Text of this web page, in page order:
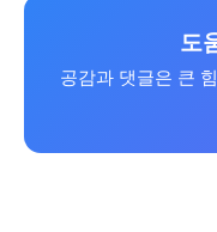
도
공감과 댓글은 큰